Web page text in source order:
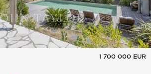
1 700 000 EUR